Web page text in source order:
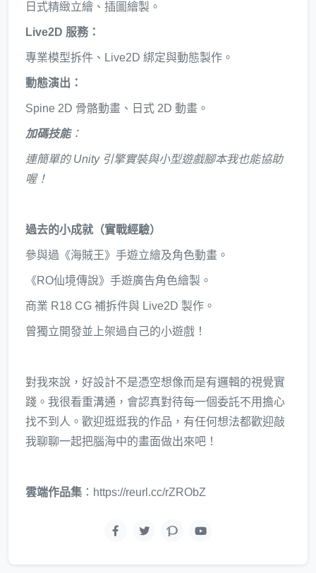
日式精緻立繪、插圖繪製。
Live2D 服務：
專業模型拆件、Live2D 綁定與動態製作。
動態演出：
Spine 2D 骨骼動畫、日式 2D 動畫。
加碼技能：
連簡單的 Unity 引擎實裝與小型遊戲腳本我也能協助
喔！
過去的小成就（實戰經驗）
參與過《海賊王》手遊立繪及角色動畫。
《RO仙境傳說》手遊廣告角色繪製。
商業 R18 CG 補拆件與 Live2D 製作。
曾獨立開發並上架過自己的小遊戲！
對我來說，好設計不是憑空想像而是有邏輯的視覺實
踐。我很看重溝通，會認真對待每一個委託不用擔心
找不到人。歡迎逛逛我的作品，有任何想法都歡迎敲
我聊聊一起把腦海中的畫面做出來吧！
雲端作品集 ：https://reurl.cc/rZRObZ